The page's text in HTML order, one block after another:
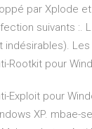
par Xplode
suivants :.
Rootkit pour
Exploit pour
XP.